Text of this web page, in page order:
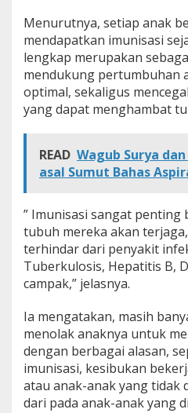
o
D
o
s
e
d
i
S
m
u
t
Menurutnya, setiap anak
mendapatkan imunisasi
lengkap merupakan
mendukung pertumbuhan
optimal, sekaligus
yang dapat menghambat
READ Wagub Surya
asal Sumut Bahas
” Imunisasi sangat penting
tubuh mereka akan
terhindar dari penyakit
Tuberkulosis, Hepatitis B,
campak,” jelasnya.
Ia mengatakan, masih
menolak anaknya untuk
dengan berbagai alasan,
imunisasi, kesibukan
atau anak-anak yang tidak
dari pada anak-anak yang